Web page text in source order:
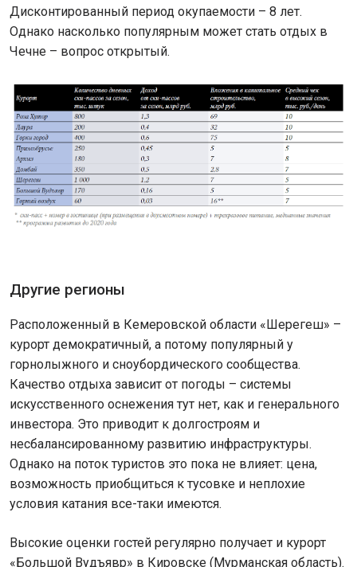
Дисконтированный период окупаемости – 8 лет.
Однако насколько популярным может стать отдых в
Чечне – вопрос открытый.
Другие регионы
Расположенный в Кемеровской области «Шерегеш» –
курорт демократичный, а потому популярный у
горнолыжного и сноубордического сообщества.
Качество отдыха зависит от погоды – системы
искусственного оснежения тут нет, как и генерального
инвестора. Это приводит к долгостроям и
несбалансированному развитию инфраструктуры.
Однако на поток туристов это пока не влияет: цена,
возможность приобщиться к тусовке и неплохие
условия катания все-таки имеются.
Высокие оценки гостей регулярно получает и курорт
«Большой Вудъявр» в Кировске (Мурманская область).